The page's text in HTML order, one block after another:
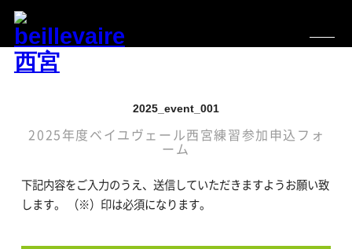
2025_event_001
2025年度ベイユヴェール西宮練習参加申込フォ
ーム
下記内容をご入力のうえ、送信していただきますようお願い致
します。 （※）印は必須になります。